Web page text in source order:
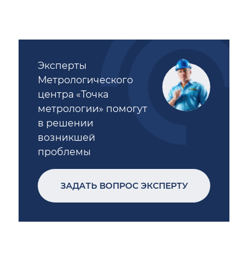
Эксперты
Метрологического
центра «Точка
метрологии» помогут
в решении
возникшей
проблемы
ЗАДАТЬ ВОПРОС ЭКСПЕРТУ